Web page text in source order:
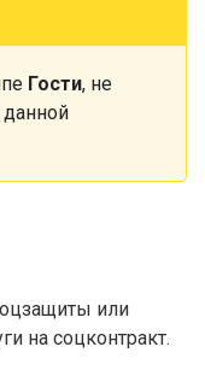
Гости, не
данной
или
на соцконтракт.